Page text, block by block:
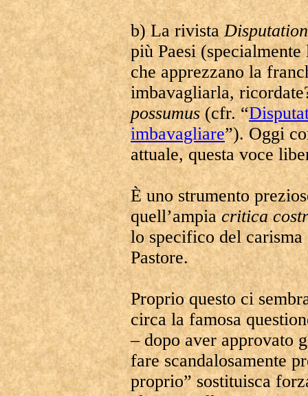
b) La rivista
più Paesi
che apprezzano la
imbavagliarla,
possumus(cfr. “
imbavagliare”). Oggi
attuale, questa voce
È uno strumento
quell’ampiacritica
lo specifico del
Pastore.
Proprio questo ci
circa la famosa
– dopo aver approvato
fare scandalosamente
proprio” sostituisca